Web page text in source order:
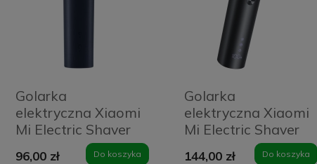
Golarka
elektryczna Xiaomi
Mi Electric Shaver
S101 Granatowa -
96,00 zł Do koszyka
Golarka
elektryczna Xiaomi
Mi Electric Shaver
S301 Czarna -
144,00 zł Do koszyka